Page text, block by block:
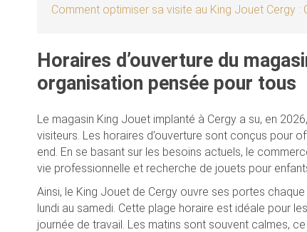
Comment optimiser sa visite au King Jouet Cergy
Horaires d’ouverture du
organisation pensée pour tous
Le magasin King Jouet implanté à Cergy a su, en
visiteurs. Les horaires d’ouverture sont conçus pour
end. En se basant sur les besoins actuels, le
vie professionnelle et recherche de jouets pour
Ainsi, le King Jouet de Cergy ouvre ses portes
lundi au samedi. Cette plage horaire est idéale pour
journée de travail. Les matins sont souvent calmes,